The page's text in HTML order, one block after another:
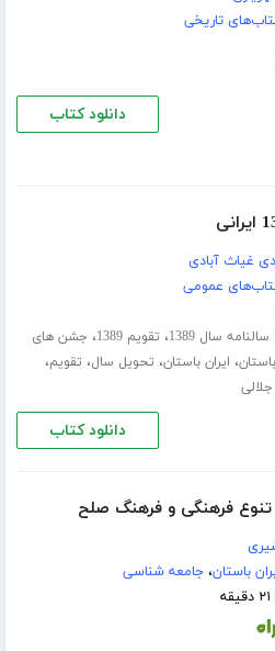
تاریخی
دانلود کتاب
غیاث آبادی
عمومی
سالنامه سال 1389 ، تقویم 1389 ، جشن های
، ایران باستان، تحویل سال، تقویم،
دانلود کتاب
تنوع فرهنگی و فرهنگ صلح
باستان،جامعه شناسی